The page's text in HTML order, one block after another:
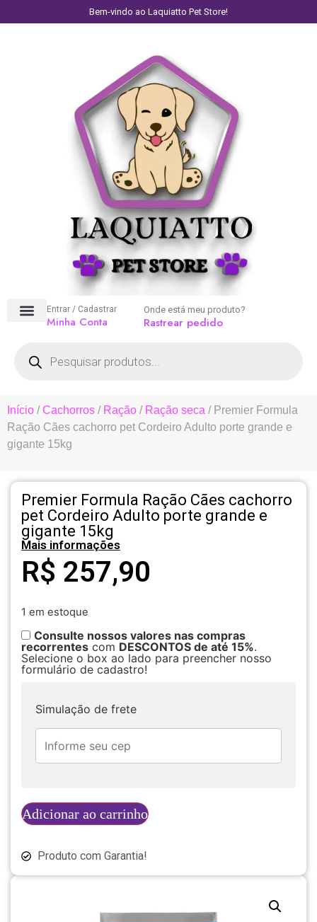
Bem-vindo ao Laquiatto Pet Store!
Entrar / Cadastrar
Minha Conta
Onde está meu produto?
Rastrear pedido
Início /Cachorros / Ração / Ração seca / Premier Formula
Ração Cães cachorro pet Cordeiro Adulto porte grande e
gigante 15kg
Premier Formula Ração Cães cachorro
pet Cordeiro Adulto porte grande e
gigante 15kg
Mais informações
R$ 257,90
1 em estoque
Consulte nossos valores nas compras
recorrentes com DESCONTOS de até 15%.
Selecione o box ao lado para preencher nosso
formulário de cadastro!
Simulação de frete
Adicionar ao carrinho
Produto com Garantia!